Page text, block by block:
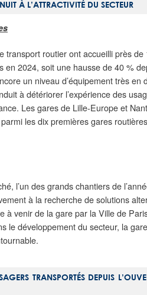
À L’ATTRACTIVITÉ DU SECTEUR
transport routier ont accueilli près
en 2024, soit une hausse de 40 %
un niveau d’équipement très
à détériorer l’expérience des
Les gares de Lille-Europe et
les dix premières gares
l’un des grands chantiers de
à la recherche de solutions
à venir de la gare par la Ville de
le développement du secteur, la
TRANSPORTÉS DEPUIS